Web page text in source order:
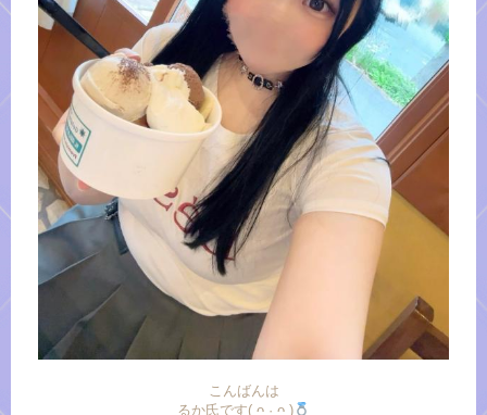
こんばんは
るか氏です( ᴖ ·̫ ᴖ )